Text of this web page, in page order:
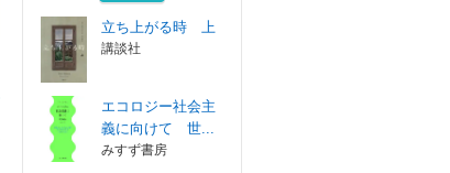
立ち上がる時 上
講談社
エコロジー社会主
義に向けて 世...
みすず書房